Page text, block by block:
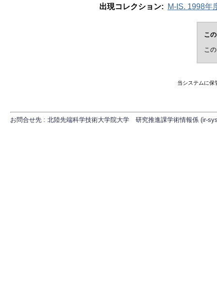
出現コレクション:
M-IS. 1998年
こ
こ
当システムに保
お問合せ先 : 北陸先端科学技術大学院大学 研究推進課学術情報係 (ir-